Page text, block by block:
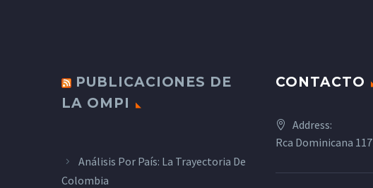
PUBLICACIONES DE
LA OMPI
Análisis Por País: La Trayectoria De
Colombia
CONTACTO
Address:
Rca Dominicana